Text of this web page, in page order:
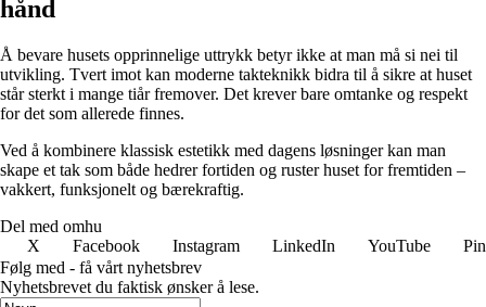
hånd
Å bevare husets opprinnelige uttrykk betyr ikke at man må si nei til
utvikling. Tvert imot kan moderne takteknikk bidra til å sikre at huset
står sterkt i mange tiår fremover. Det krever bare omtanke og respekt
for det som allerede finnes.
Ved å kombinere klassisk estetikk med dagens løsninger kan man
skape et tak som både hedrer fortiden og ruster huset for fremtiden –
vakkert, funksjonelt og bærekraftig.
Del med omhu
X
Facebook Instagram LinkedIn YouTube
Følg med - få vårt nyhetsbrev
Nyhetsbrevet du faktisk ønsker å lese.